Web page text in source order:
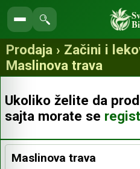
Pretraga
prodavnice
Prodaja › Začini i
Maslinova trava
Ukoliko želite da
sajta morate se
Maslinova trava